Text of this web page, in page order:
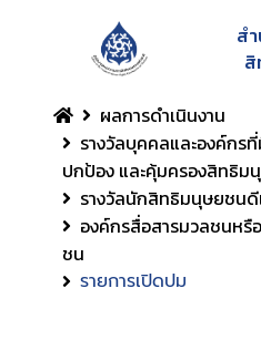
ส
สิ
ผลการดำเนินงาน
รางวัลบุคคลและองค์กร
ปกป้อง และคุ้มครองสิทธิม
รางวัลนักสิทธิมนุษยชนดี
องค์กรสื่อสารมวลชนหรื
ชน
รายการเปิดปม